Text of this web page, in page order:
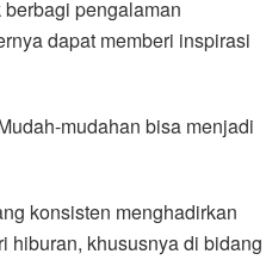
pengalaman
dapat memberi inspirasi
mudahan bisa menjadi
konsisten menghadirkan
hiburan, khususnya di bidang